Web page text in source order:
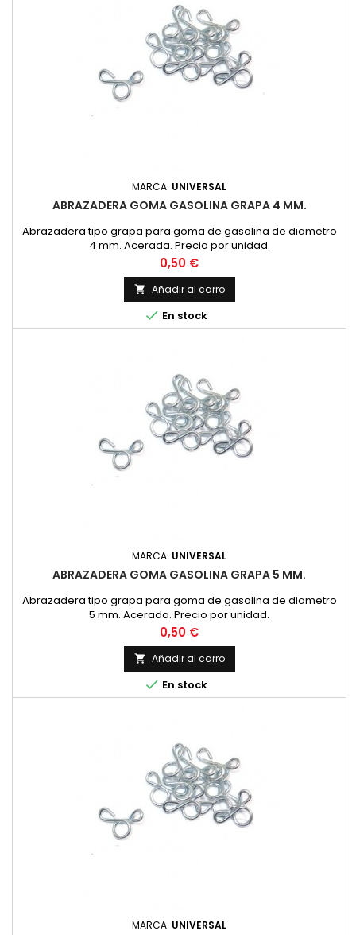
MARCA: UNIVERSAL
ABRAZADERA GOMA GASOLINA GRAPA 4 MM.
Abrazadera tipo grapa para goma de gasolina de diametro
4 mm. Acerada. Precio por unidad.
Precio
0,50 €
 Añadir al carro
 En stock
MARCA: UNIVERSAL
ABRAZADERA GOMA GASOLINA GRAPA 5 MM.
Abrazadera tipo grapa para goma de gasolina de diametro
5 mm. Acerada. Precio por unidad.
Precio
0,50 €
 Añadir al carro
 En stock
MARCA: UNIVERSAL